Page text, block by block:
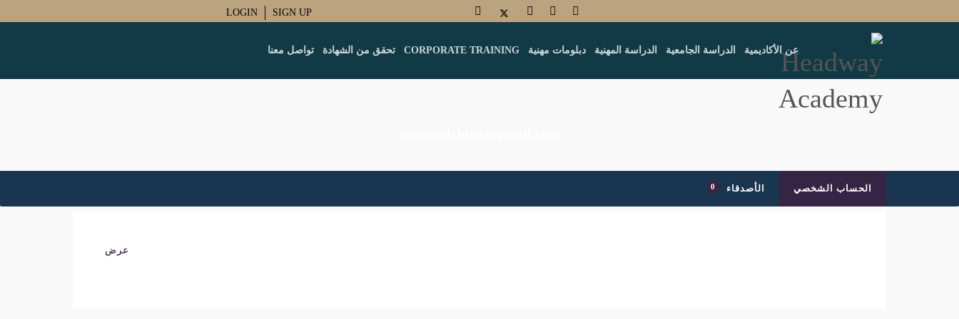
LOGIN SIGN UP
عن الأكاديمية الدراسة الجامعية الدراسة المهنية دبلومات مهنية CORPORATE TRAINING تحقق من الشهادة تواصل معنا
الحساب الشخصي الأصدقاء 0
عرض